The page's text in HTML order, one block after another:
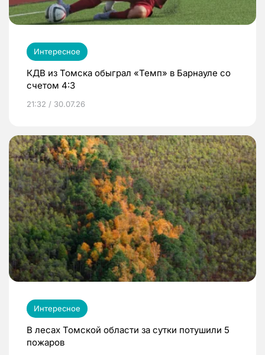
Интересное
КДВ из Томска обыграл «Темп» в Барнауле со
счетом 4:3
21:32 / 30.07.26
Интересное
В лесах Томской области за сутки потушили 5
пожаров